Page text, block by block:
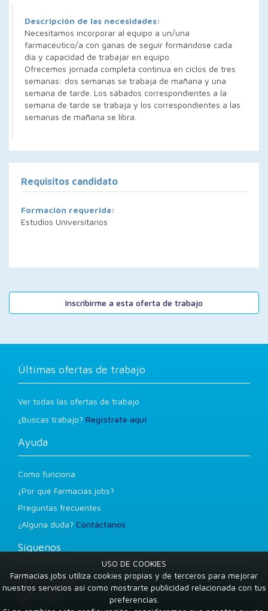
Descripción de las necesidades:
Necesitamos incorporar al equipo a un/una
farmacéutico/a con ganas de seguir formándose cada
día y capacidad de trabajar en equipo.
Ofrecemos jornada completa continua en ciclos de tres
semanas: dos semanas se trabaja de mañana y una
semana de tarde. Los sábados correspondientes a la
semana de tarde se trabaja y los correspondientes a las
semanas de mañana se libra.
Requisitos candidato
Formación requerida:
Estudios Universitarios
Inscribirme a esta oferta de trabajo
Últimas ofertas de trabajo
Ver todas las ofertas de trabajo
¿Buscas trabajo? Regístrate aquí
Ayuda
Como funciona
¿Por qué Farmacias.jobs?
Preguntas frecuentes
¿Alguna duda? Contáctanos
Síguenos
Facebook
USO DE COOKIES
Farmacias.jobs utiliza cookies propias y de terceros para mejorar
nuestros servicios así como mostrarte publicidad relacionada con tus
preferencias.